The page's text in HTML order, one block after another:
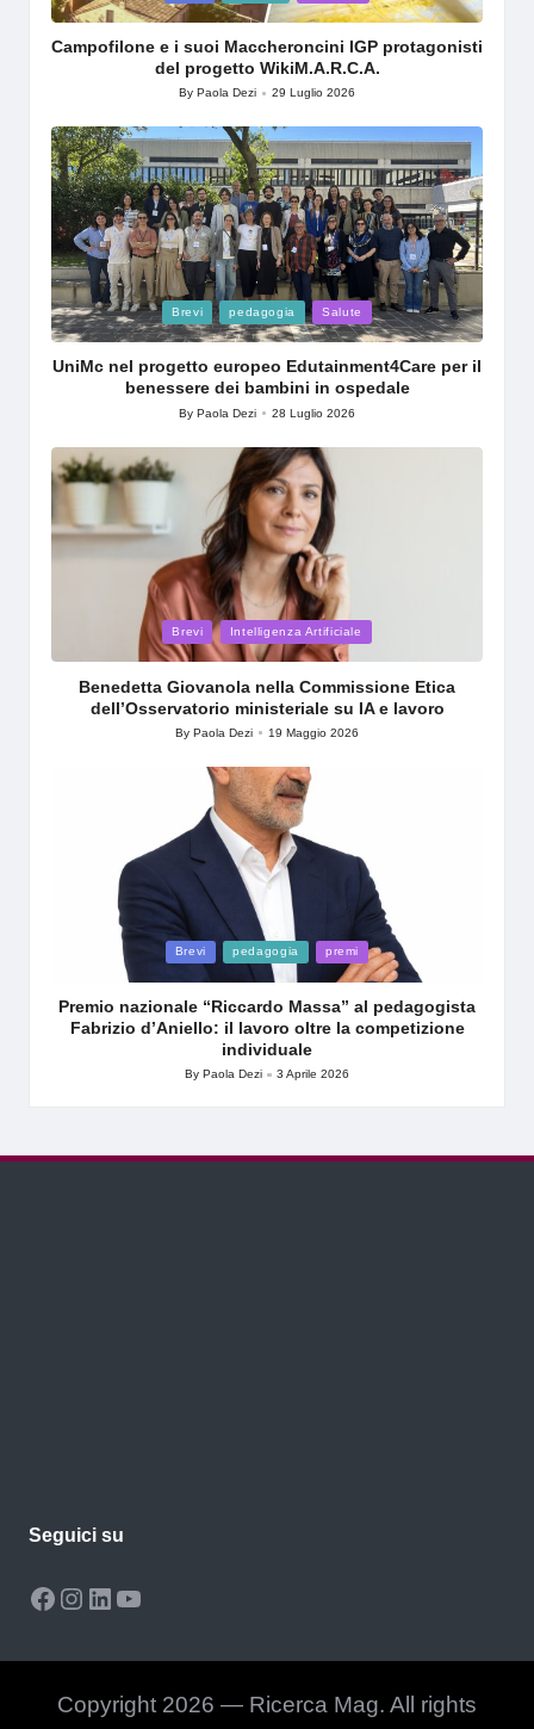
in
Campofilone e i suoi Maccheroncini IGP protagonisti
del progetto WikiM.A.R.C.A.
Posted
ByPaola Dezi 29 Luglio 2026
Posted
in
Brevi pedagogia Salute
UniMc nel progetto europeo Edutainment4Care per il
benessere dei bambini in ospedale
Posted
ByPaola Dezi 28 Luglio 2026
Brevi Intelligenza Artificiale
Benedetta Giovanola nella Commissione Etica
dell’Osservatorio ministeriale su IA e lavoro
Posted
ByPaola Dezi 19 Maggio 2026
Brevi pedagogia premi
Premio nazionale “Riccardo Massa” al pedagogista
Fabrizio d’Aniello: il lavoro oltre la competizione
individuale
Posted
By Paola Dezi 3 Aprile 2026
Seguici su
Facebook
Instagram
LinkedIn
YouTube
Copyright 2026 — Ricerca Mag. All rights